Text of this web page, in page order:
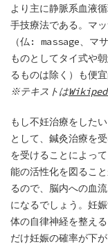
より主に静脈系血液
手技療法である。マ
（仏: massage、マ
ものとしてタイ式や
るものは除く）も便
※テキストは
もし不妊治療をした
として、鍼灸治療を
を受けることによっ
能の活性化を図るこ
るので、脳内への血
になるでしょう。妊
体の自律神経を整え
だけ妊娠の確率が下